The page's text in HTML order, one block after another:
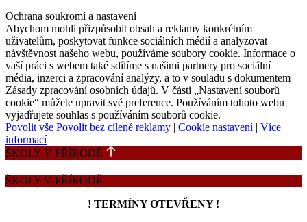
Ochrana soukromí a nastavení
Abychom mohli přizpůsobit obsah a reklamy konkrétním
uživatelům, poskytovat funkce sociálních médií a analyzovat
návštěvnost našeho webu, používáme soubory cookie. Informace o
vaší práci s webem také sdílíme s našimi partnery pro sociální
média, inzerci a zpracování analýzy, a to v souladu s dokumentem
Zásady zpracování osobních údajů. V části „Nastavení souborů
cookie“ můžete upravit své preference. Používáním tohoto webu
vyjadřujete souhlas s používáním souborů cookie.
Povolit vše Povolit bez cílené reklamy | Cookie nastavení| Více
informací
ŠKOLY V PŘÍRODĚ
ŠKOLY V PŘÍRODĚ
! TERMÍNY OTEVŘENY !